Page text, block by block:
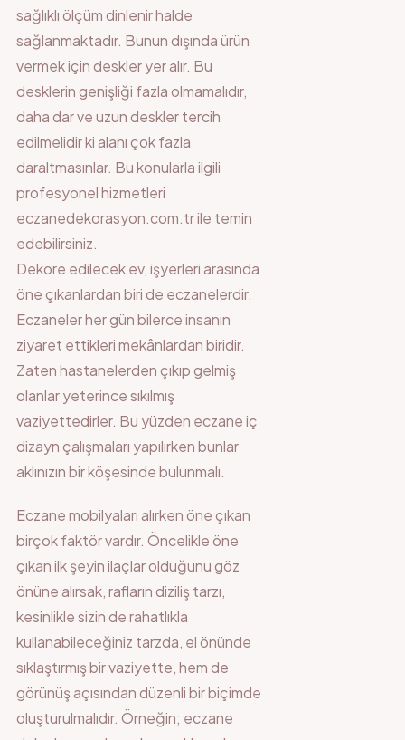
sağlıklı ölçüm dinlenir halde
sağlanmaktadır. Bunun dışında ürün
vermek için deskler yer alır. Bu
desklerin genişliği fazla olmamalıdır,
daha dar ve uzun deskler tercih
edilmelidir ki alanı çok fazla
daraltmasınlar. Bu konularla ilgili
profesyonel hizmetleri
eczanedekorasyon.com.tr ile temin
edebilirsiniz.
Dekore edilecek ev, işyerleri arasında
öne çıkanlardan biri de eczanelerdir.
Eczaneler her gün bilerce insanın
ziyaret ettikleri mekânlardan biridir.
Zaten hastanelerden çıkıp gelmiş
olanlar yeterince sıkılmış
vaziyettedirler. Bu yüzden eczane iç
dizayn çalışmaları yapılırken bunlar
aklınızın bir köşesinde bulunmalı.
Eczane mobilyaları alırken öne çıkan
birçok faktör vardır. Öncelikle öne
çıkan ilk şeyin ilaçlar olduğunu göz
önüne alırsak, rafların diziliş tarzı,
kesinlikle sizin de rahatlıkla
kullanabileceğiniz tarzda, el önünde
sıklaştırmış bir vaziyette, hem de
görünüş açısından düzenli bir biçimde
oluşturulmalıdır. Örneğin; eczane